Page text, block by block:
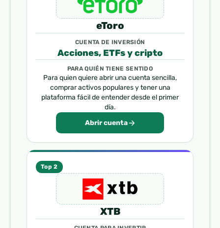
eToro
CUENTA DE INVERSIÓN
Acciones, ETFs y cripto
PARA QUIÉN TIENE SENTIDO
Para quien quiere abrir una cuenta sencilla,
comprar activos populares y tener una
plataforma fácil de entender desde el primer
día.
Abrir cuenta
Top 2
XTB